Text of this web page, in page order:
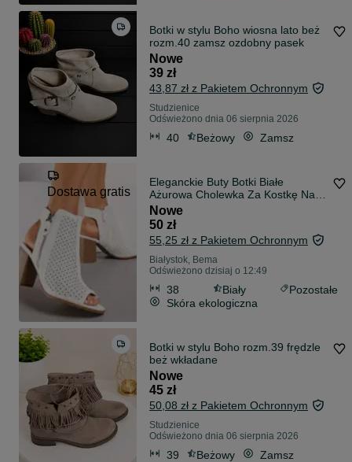
Botki w stylu Boho wiosna lato beż
rozm.40 zamsz ozdobny pasek
Nowe
39 zł
43,87 zł z Pakietem Ochronnym
Studzienice
Odświeżono dnia 06 sierpnia 2026
40 Beżowy Zamsz
Dostawa gratis
Eleganckie Buty Botki Białe
Ażurowa Cholewka Za Kostkę Na
Lato Rozmiar 38
Nowe
50 zł
55,25 zł z Pakietem Ochronnym
Białystok, Bema
Odświeżono dzisiaj o 12:49
38 Biały
Pozostałe
Skóra ekologiczna
Botki w stylu Boho rozm.39 frędzle
beż wkładane
Nowe
45 zł
50,08 zł z Pakietem Ochronnym
Studzienice
Odświeżono dnia 06 sierpnia 2026
39 Beżowy Zamsz